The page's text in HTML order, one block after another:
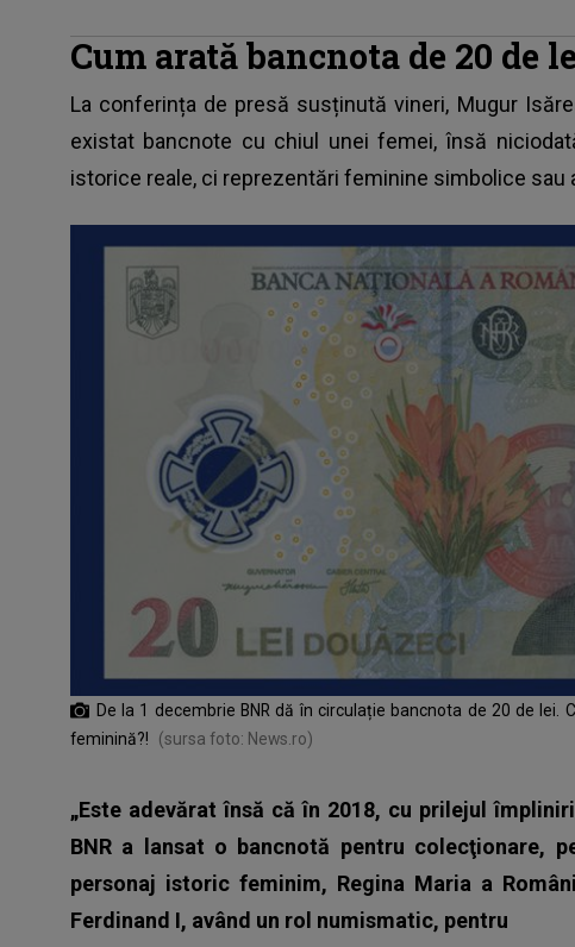
Cum arată bancnota de 20 de
La conferința de presă susținută vineri, Mugur
existat bancnote cu chiul unei femei, însă
istorice reale, ci reprezentări feminine simbolice sau
De la 1 decembrie BNR dă în circulație bancnota de 20 de
feminină?!
(sursa foto: News.ro)
„Este adevărat însă că în 2018, cu prilejul
BNR a lansat o bancnotă pentru colecţionare,
personaj istoric feminim, Regina Maria a
Ferdinand I, având un rol numismatic, pentru